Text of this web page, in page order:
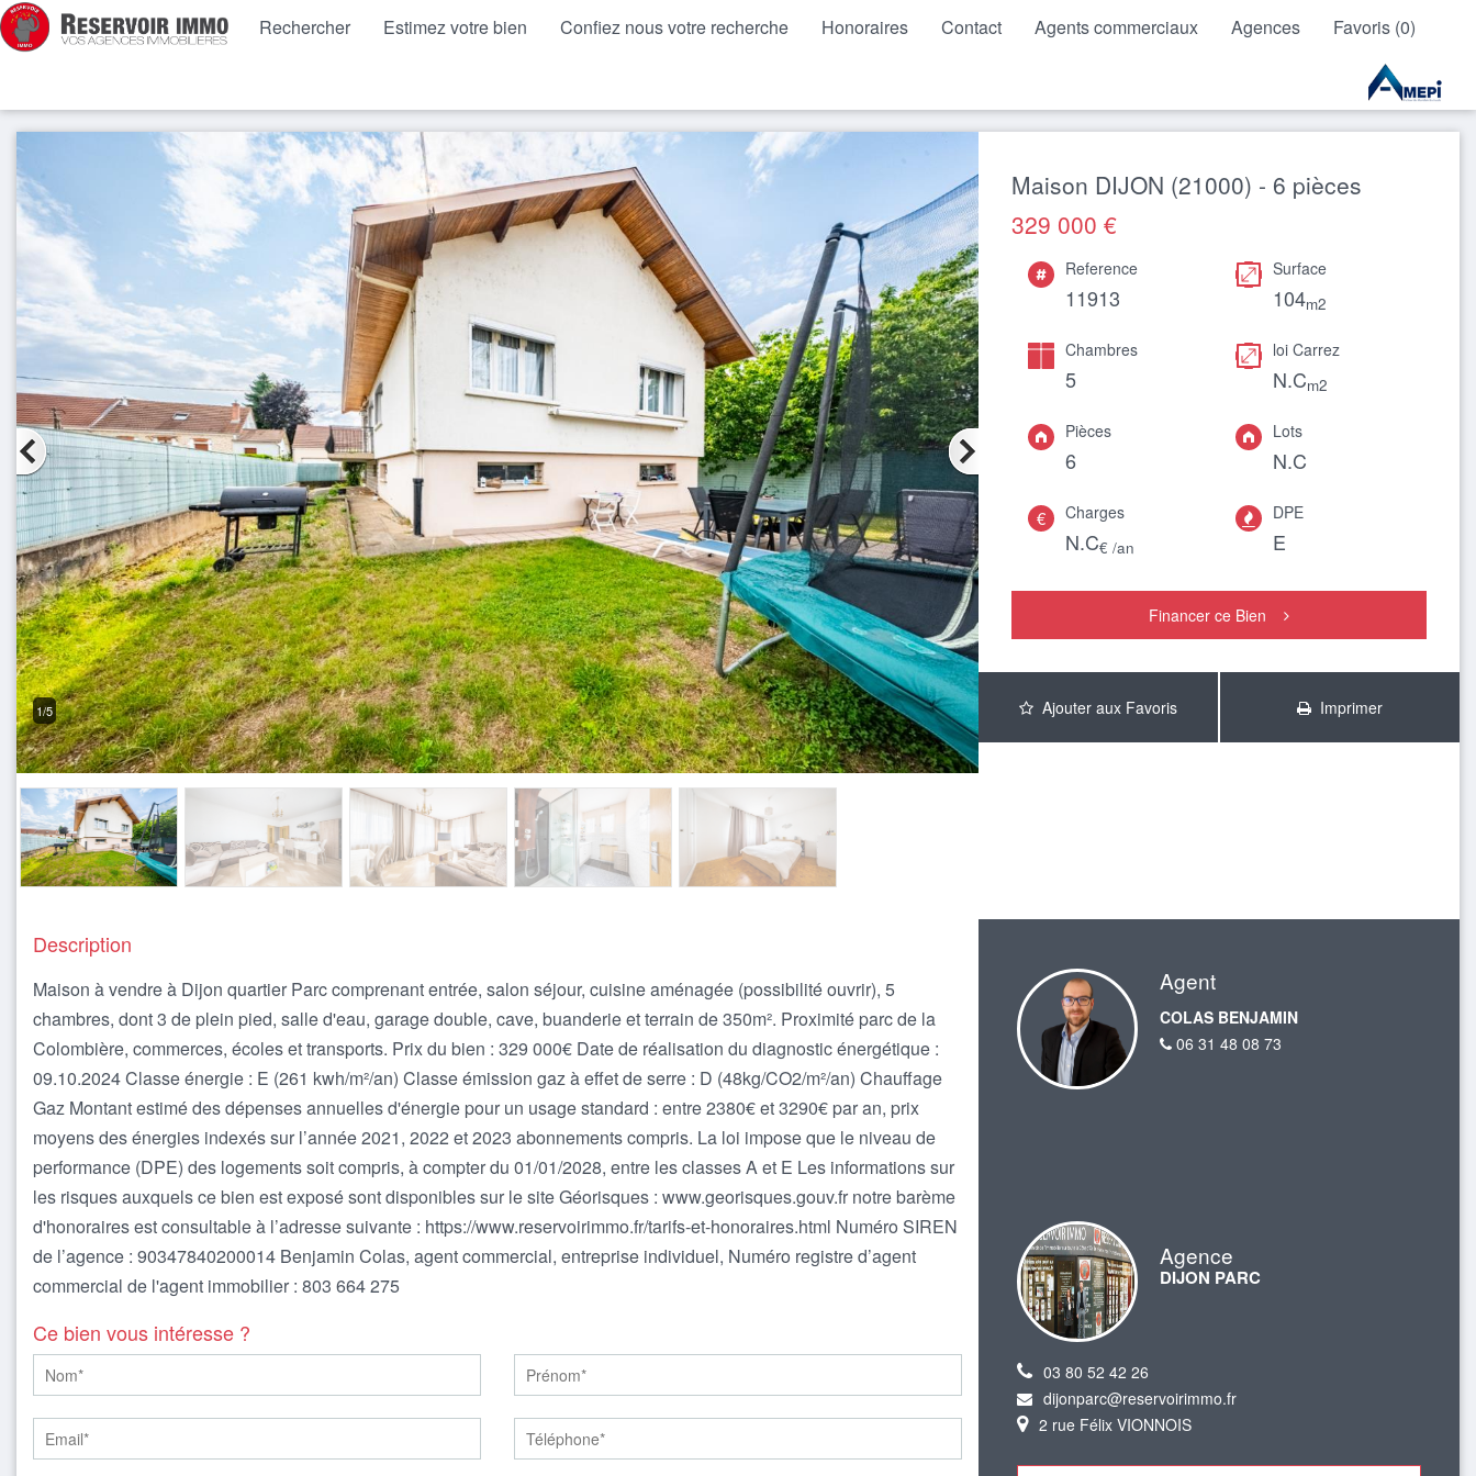
Rechercher Estimez votre bien Confiez nous votre recherche Honoraires Contact Agents commerciaux Agences Favoris (0)
1/5
Maison DIJON (21000) - 6 pièces
329 000 €
Reference
11913
Surface
104m2
Chambres
5
loi Carrez
N.Cm2
Pièces
6
Lots
N.C
€ Charges
N.C€ /an
 DPE
E
Financer ce Bien
Ajouter aux Favoris Imprimer
Description
Maison à vendre à Dijon quartier Parc comprenant entrée, salon séjour, cuisine aménagée (possibilité ouvrir), 5
chambres, dont 3 de plein pied, salle d'eau, garage double, cave, buanderie et terrain de 350m². Proximité parc de la
Colombière, commerces, écoles et transports. Prix du bien : 329 000€ Date de réalisation du diagnostic énergétique :
09.10.2024 Classe énergie : E (261 kwh/m²/an) Classe émission gaz à effet de serre : D (48kg/CO2/m²/an) Chauffage
Gaz Montant estimé des dépenses annuelles d'énergie pour un usage standard : entre 2380€ et 3290€ par an, prix
moyens des énergies indexés sur l’année 2021, 2022 et 2023 abonnements compris. La loi impose que le niveau de
performance (DPE) des logements soit compris, à compter du 01/01/2028, entre les classes A et E Les informations sur
les risques auxquels ce bien est exposé sont disponibles sur le site Géorisques : www.georisques.gouv.fr notre barème
d'honoraires est consultable à l’adresse suivante : https://www.reservoirimmo.fr/tarifs-et-honoraires.html Numéro SIREN
de l’agence : 90347840200014 Benjamin Colas, agent commercial, entreprise individuel, Numéro registre d’agent
commercial de l'agent immobilier : 803 664 275
Ce bien vous intéresse ?
Agent
COLAS BENJAMIN
06 31 48 08 73
Agence
DIJON PARC
03 80 52 42 26
dijonparc@reservoirimmo.fr
2 rue Félix VIONNOIS